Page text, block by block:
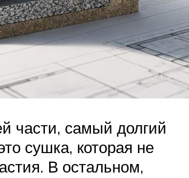
части, самый долгий
сушка, которая не
В остальном,